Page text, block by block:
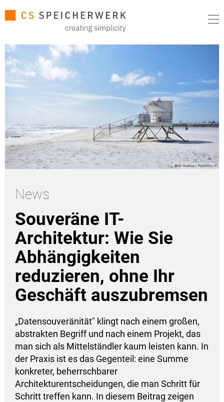
Bild: Pixabay / PublicCo
News
Souveräne IT-
Architektur: Wie Sie
Abhängigkeiten
reduzieren, ohne Ihr
Geschäft auszubremsen
„Datensouveränität" klingt nach einem großen,
abstrakten Begriff und nach einem Projekt, das
man sich als Mittelständler kaum leisten kann. In
der Praxis ist es das Gegenteil: eine Summe
konkreter, beherrschbarer
Architekturentscheidungen, die man Schritt für
Schritt treffen kann. In diesem Beitrag zeigen